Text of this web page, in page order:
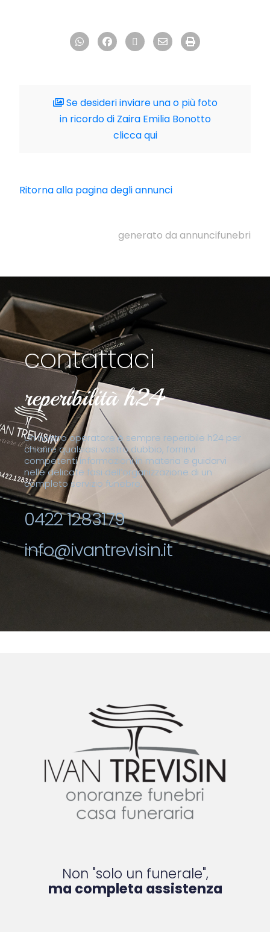
Se desideri inviare una o più foto
in ricordo di Zaira Emilia Bonotto
clicca qui
Ritorna alla pagina degli annunci
generato da annuncifunebri
contattaci
reperibilità h24
Un nostro operatore è sempre reperibile h24 per
chiarire qualsiasi vostro dubbio, fornirvi
competenti informazioni in materia e guidarvi
nelle delicate fasi dell’organizzazione di un
completo servizio funebre.
0422 1283179
info@ivantrevisin.it
Non "solo un funerale",
ma completa assistenza